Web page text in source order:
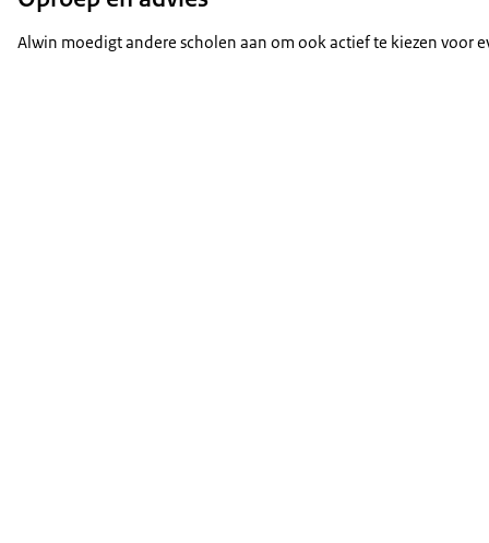
Alwin moedigt andere scholen aan om ook actief te kiezen voor